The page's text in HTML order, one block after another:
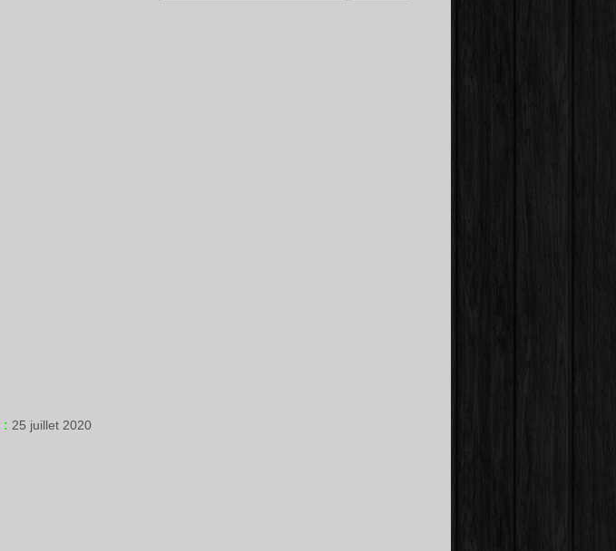
: 25 juillet 2020